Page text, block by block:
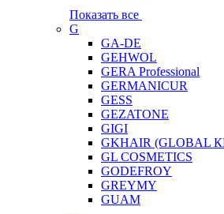
Показать все
G
GA-DE
GEHWOL
GERA Professional
GERMANICUR
GESS
GEZATONE
GIGI
GKHAIR (GLOBAL
GL COSMETICS
GODEFROY
GREYMY
GUAM